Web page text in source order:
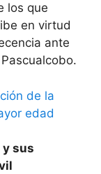
los que
en virtud
ante
de la
edad
sus